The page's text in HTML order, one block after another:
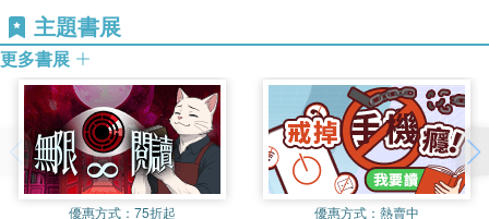
代、舊石器時代等人類的發展歷程，透過對古化石及其他遺骸的分
析和研究，例如：人類和大猩猩頭骨、克羅馬儂人的復原、尼安德
塔人洞穴、埃及人像雕像、埃及木乃伊、波斯弓箭手、中國青銅頭
盔、瑪雅神廟遺址等，讓讀者更清楚了解人類演化的有序性、種族
歷史的龐大與複雜。
爾法星之間的距離大約是4光年。雖然以數億公里為單位，但與距
離我們最近的兩顆恆星相比，行星之間以及行星與太陽之間的距離
幾乎可以忽略不計。光照射到地球需要8分鐘，也就是說，我們看
到的太陽是8分鐘前的太陽。
我們已知的只有少數恆星位於太陽系100光年以內，絕大多數距離
都超過了1,000甚至10,000光年。恆星並不是均勻地向外分布到無
限遠。如果我們站在距離太陽100萬光年的地方，用一臺極大的望
遠鏡，就能看到我們熟悉的星系。遠遠望去，它就像一個小車輪一
主題書展
更多書展
優惠方式： 75折起 優惠方式： 熱賣中